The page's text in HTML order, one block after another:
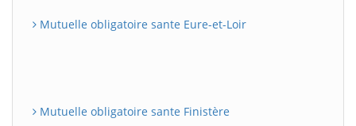
Mutuelle obligatoire sante Eure-et-Loir
Mutuelle obligatoire sante Finistère